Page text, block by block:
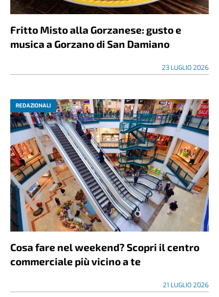
Fritto Misto alla Gorzanese: gusto e
musica a Gorzano di San Damiano
23 LUGLIO 2026
REDAZIONALI
Cosa fare nel weekend? Scopri il centro
commerciale più vicino a te
21 LUGLIO 2026